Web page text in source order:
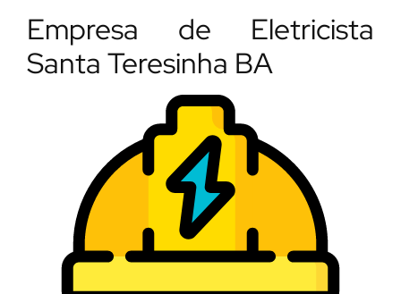
Empresa de Eletricista
Santa Teresinha BA